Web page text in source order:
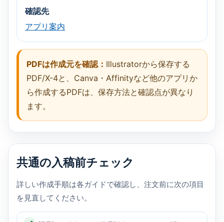
確認先
アプリ案内
PDFは作成元を確認： Illustratorから保存する
PDF/X-4と、Canva・Affinityなど他のアプリか
ら作成するPDFは、保存方法と確認点が異なり
ます。
共通の入稿前チェック
詳しい作成手順は各ガイドで確認し、注文前に次の項目
を見直してください。